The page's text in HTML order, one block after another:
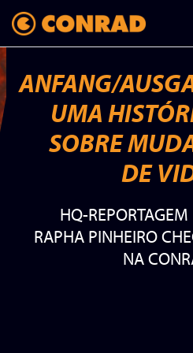
ANFANG/
UMA
DE
HQ-
ANFANG/
UMA
SOBRE
DE
HQ-REPORTAGEM
RAPHA PINHEIRO
NA